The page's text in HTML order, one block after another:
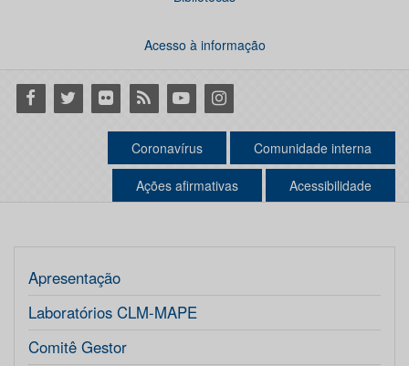
Acesso à informação
Facebook
Twitter Flickr RSS YoutubeInstagram
Coronavírus Comunidade interna
Ações afirmativas Acessibilidade
Apresentação
Laboratórios CLM-MAPE
Comitê Gestor